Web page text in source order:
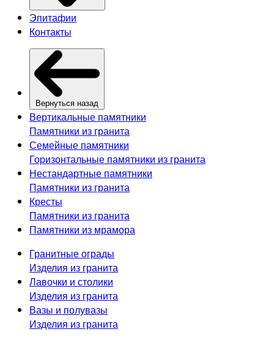
Эпитафии
Контакты
Вернуться назад
Вертикальные памятники
Памятники из гранита
Семейные памятники
Горизонтальные памятники из гранита
Нестандартные памятники
Памятники из гранита
Кресты
Памятники из гранита
Памятники из мрамора
Гранитные ограды
Изделия из гранита
Лавочки и столики
Изделия из гранита
Вазы и полувазы
Изделия из гранита